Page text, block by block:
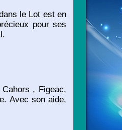
le Lot est en
pour ses
, Figeac,
Avec son aide,